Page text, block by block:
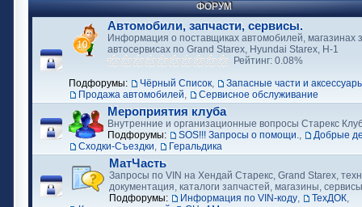
ФОРУМ
Автомобили, запчасти, сервисы.
Информация о поставщиках автомобилей, магазинах
автосервисах по Grand Starex, Hyundai Starex, H-1
Рейтинг: 0.08%
Подфорумы:
Чёрный Список,
Запасные части и
Продажа автомобилей, Сервисное обслуживание
Мероприятия клуба
Внутренние и организационные вопросы Старекс
Подфорумы:
SOS!!! Запросы о помощи.,
Добрые
Сходки-Съездки, Геральдика
МатЧасть
Запросы по VIN на Хендай Старекс, Grand Starex,
документация, каталоги запчастей, магазины, сервисы
Подфорумы:
Информация по VIN-коду, ТехДОК,